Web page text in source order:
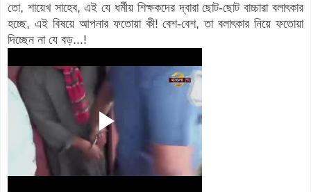
তো, শায়েখ সাহেব, এই যে ধর্মীয় শিক্ষকদের দ্বারা ছোট-ছোট বাচ্চারা বলাৎকার
হচ্ছে, এই বিষয়ে আপনার ফতোয়া কী! বেশ-বেশ, তা বলাৎকার নিয়ে ফতোয়া
দিচ্ছেন না যে বড়...!